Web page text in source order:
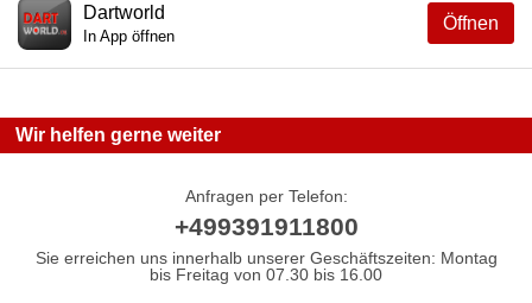
Öffnen
Dartworld
In App öffnen
Wir helfen gerne weiter
Anfragen per Telefon:
+499391911800
Sie erreichen uns innerhalb unserer Geschäftszeiten: Montag
bis Freitag von 07.30 bis 16.00